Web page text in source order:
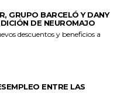
GRUPO BARCELÓ Y DANY
DE NEUROMAJO
descuentos y beneficios a
ENTRE LAS